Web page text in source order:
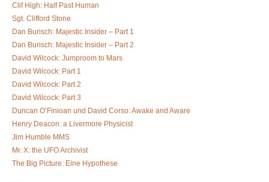
Clif High: Half Past Human
Sgt. Clifford Stone
Dan Burisch: Majestic Insider – Part 1
Dan Burisch: Majestic Insider – Part 2
David Wilcock: Jumproom to Mars
David Wilcock: Part 1
David Wilcock: Part 2
David Wilcock: Part 3
Duncan O’Finioan und David Corso: Awake and Aware
Henry Deacon: a Livermore Physicist
Jim Humble MMS
Mr. X: the UFO Archivist
The Big Picture: Eine Hypothese